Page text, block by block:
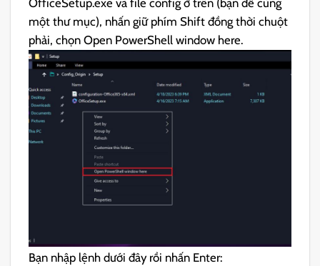
một thư mục), nhấn giữ phím Shift đồng thời chuột
phải, chọn Open PowerShell window here.
Bạn nhập lệnh dưới đây rồi nhấn Enter: